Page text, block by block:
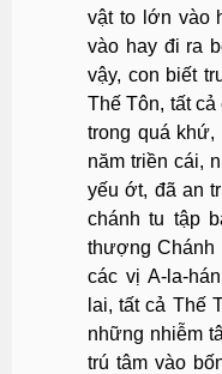
vật to lớn vào
vào hay đi ra
vậy, con biết
Thế Tôn, tất
trong quá
năm triền cái,
yếu ớt, đã an
chánh tu tập
thượng Chánh
các vị A-la-
lai, tất cả Thế
những nhiễm
trú tâm vào